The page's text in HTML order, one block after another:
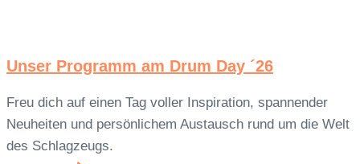
Unser Programm am Drum Day ´26
Freu dich auf einen Tag voller Inspiration, spannender
Neuheiten und persönlichem Austausch rund um die Welt
des Schlagzeugs.